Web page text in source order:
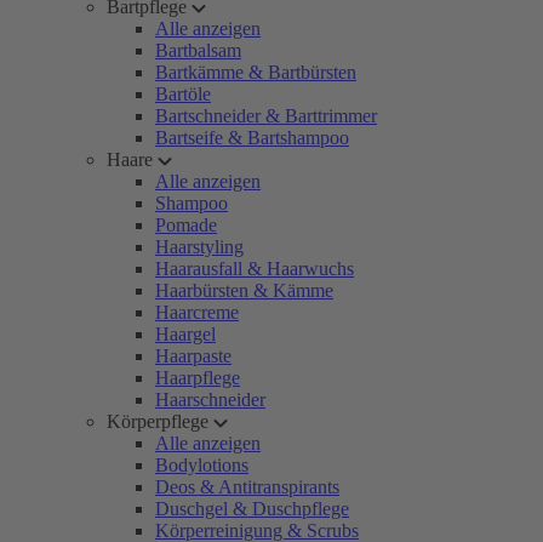
Bartpflege
Alle anzeigen
Bartbalsam
Bartkämme & Bartbürsten
Bartöle
Bartschneider & Barttrimmer
Bartseife & Bartshampoo
Haare
Alle anzeigen
Shampoo
Pomade
Haarstyling
Haarausfall & Haarwuchs
Haarbürsten & Kämme
Haarcreme
Haargel
Haarpaste
Haarpflege
Haarschneider
Körperpflege
Alle anzeigen
Bodylotions
Deos & Antitranspirants
Duschgel & Duschpflege
Körperreinigung & Scrubs